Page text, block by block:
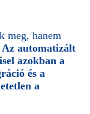
meg, hanem
Az automatizált
azokban a
és a
a